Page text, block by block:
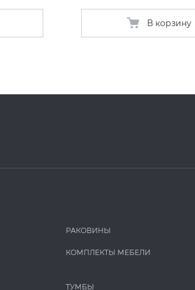
В корзину
РАКОВИНЫ
КОМПЛЕКТЫ МЕБЕЛИ
ТУМБЫ